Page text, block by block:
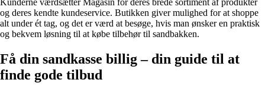
Kunderne værdsætter Magasin for deres brede sortiment af produkter
og deres kendte kundeservice. Butikken giver mulighed for at shoppe
alt under ét tag, og det er værd at besøge, hvis man ønsker en praktisk
og bekvem løsning til at købe tilbehør til sandbakken.
Få din sandkasse billig – din guide til at
finde gode tilbud